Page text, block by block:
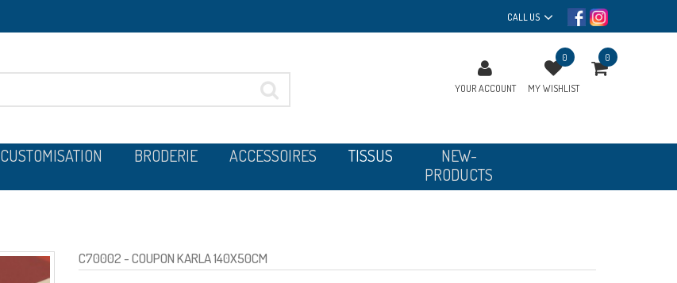
CALL US
YOUR ACCOUNT
0
MY WISHLIST
0
CUSTOMISATION BRODERIE ACCESSOIRES TISSUS
NEW-
PRODUCTS
C70002- COUPON KARLA 140X50CM